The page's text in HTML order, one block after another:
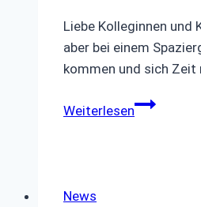
Liebe Kolleginnen und
aber bei einem
kommen und sich
Weiterlesen🎄
News